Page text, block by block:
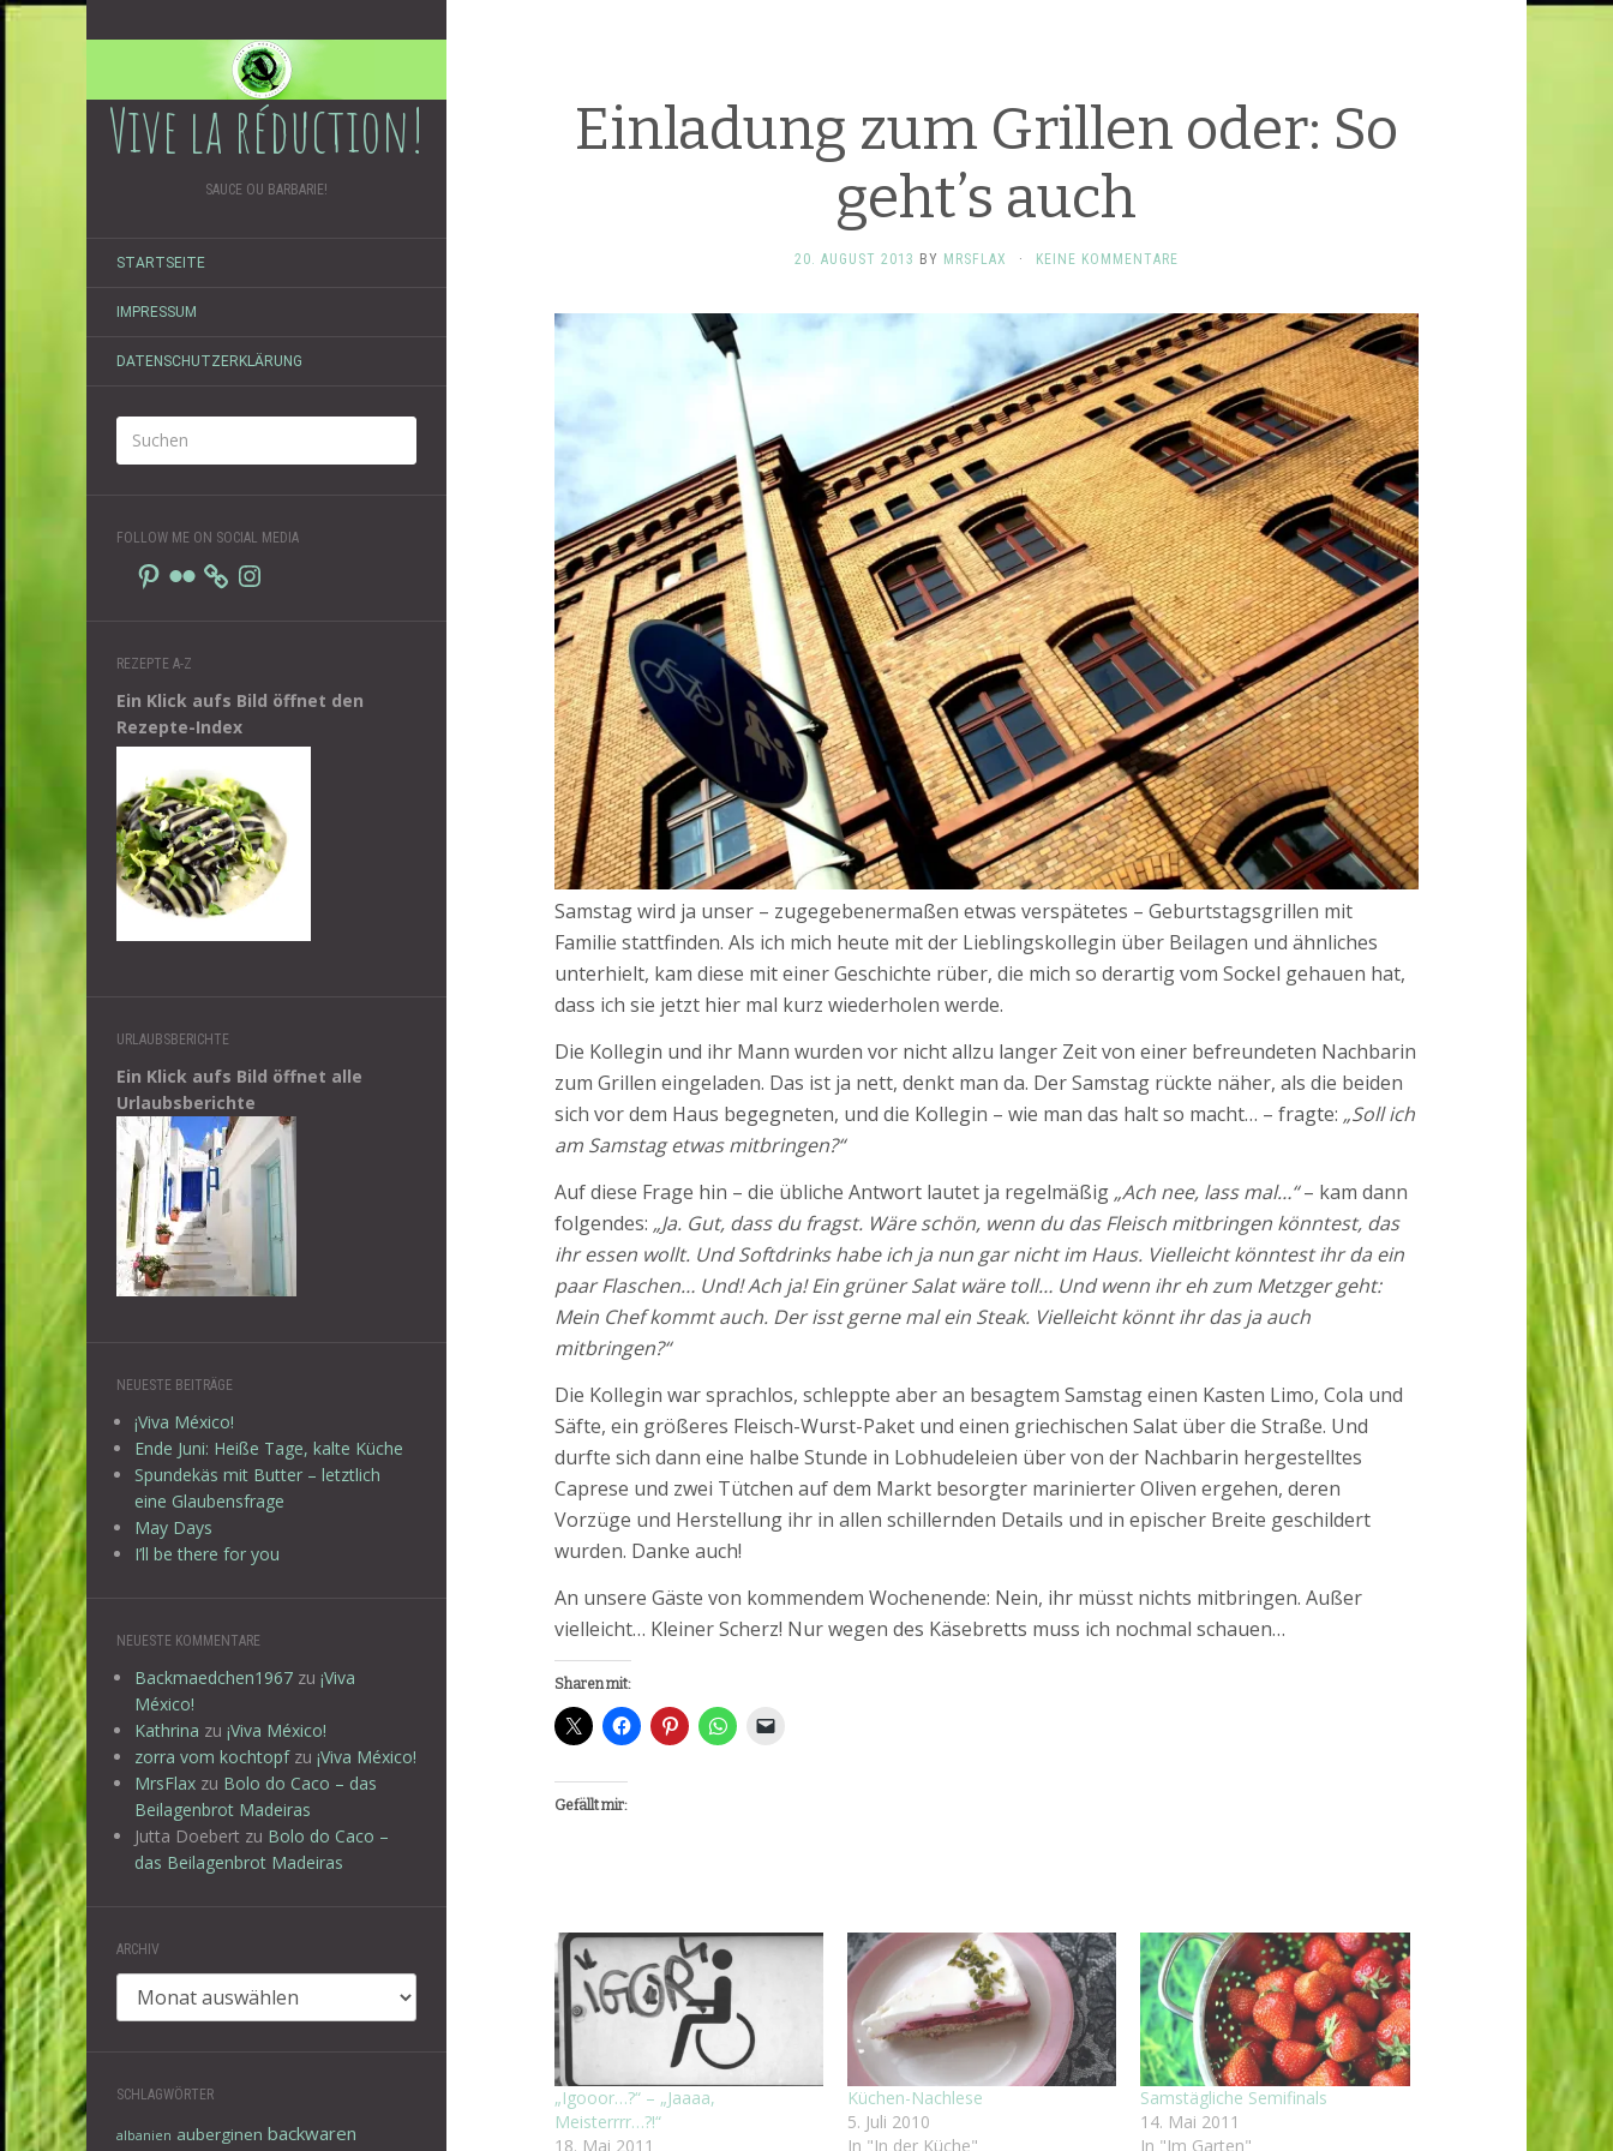
Vive la réduction!
SAUCE OU BARBARIE!
STARTSEITE
IMPRESSUM
DATENSCHUTZERKLÄRUNG
FOLLOW ME ON SOCIAL MEDIA
Pinterest
Flickr Instagram
REZEPTE A-Z
Ein Klick aufs Bild öffnet den
Rezepte-Index
URLAUBSBERICHTE
Ein Klick aufs Bild öffnet alle
Urlaubsberichte
NEUESTE BEITRÄGE
¡Viva México!
Ende Juni: Heiße Tage, kalte Küche
Spundekäs mit Butter – letztlich
eine Glaubensfrage
May Days
I’ll be there for you
NEUESTE KOMMENTARE
Backmaedchen1967 zu ¡Viva
México!
Kathrina zu ¡Viva México!
zorra vom kochtopfzu ¡Viva México!
MrsFlax zu Bolo do Caco – das
Beilagenbrot Madeiras
Jutta Doebert zu Bolo do Caco –
das Beilagenbrot Madeiras
ARCHIV
SCHLAGWÖRTER
albanien auberginen backwaren
Einladung zum Grillen oder: So
geht’s auch
20. AUGUST 2013 BY MRSFLAX · KEINE KOMMENTARE
Samstag wird ja unser – zugegebenermaßen etwas verspätetes – Geburtstagsgrillen mit
Familie stattfinden. Als ich mich heute mit der Lieblingskollegin über Beilagen und ähnliches
unterhielt, kam diese mit einer Geschichte rüber, die mich so derartig vom Sockel gehauen hat,
dass ich sie jetzt hier mal kurz wiederholen werde.
Die Kollegin und ihr Mann wurden vor nicht allzu langer Zeit von einer befreundeten Nachbarin
zum Grillen eingeladen. Das ist ja nett, denkt man da. Der Samstag rückte näher, als die beiden
sich vor dem Haus begegneten, und die Kollegin – wie man das halt so macht… – fragte: „Soll ich
am Samstag etwas mitbringen?“
Auf diese Frage hin – die übliche Antwort lautet ja regelmäßig „Ach nee, lass mal…“– kam dann
folgendes: „Ja. Gut, dass du fragst. Wäre schön, wenn du das Fleisch mitbringen könntest, das
ihr essen wollt. Und Softdrinks habe ich ja nun gar nicht im Haus. Vielleicht könntest ihr da ein
paar Flaschen… Und! Ach ja! Ein grüner Salat wäre toll… Und wenn ihr eh zum Metzger geht:
Mein Chef kommt auch. Der isst gerne mal ein Steak. Vielleicht könnt ihr das ja auch
mitbringen?“
Die Kollegin war sprachlos, schleppte aber an besagtem Samstag einen Kasten Limo, Cola und
Säfte, ein größeres Fleisch-Wurst-Paket und einen griechischen Salat über die Straße. Und
durfte sich dann eine halbe Stunde in Lobhudeleien über von der Nachbarin hergestelltes
Caprese und zwei Tütchen auf dem Markt besorgter marinierter Oliven ergehen, deren
Vorzüge und Herstellung ihr in allen schillernden Details und in epischer Breite geschildert
wurden. Danke auch!
An unsere Gäste von kommendem Wochenende: Nein, ihr müsst nichts mitbringen. Außer
vielleicht… Kleiner Scherz! Nur wegen des Käsebretts muss ich nochmal schauen…
Sharen mit:
Gefällt mir:
„Igooor…?“ – „Jaaaa,
Meisterrrr…?!“
18. Mai 2011
Küchen-Nachlese
5. Juli 2010
In "In der Küche"
Samstägliche Semifinals
14. Mai 2011
In "Im Garten"